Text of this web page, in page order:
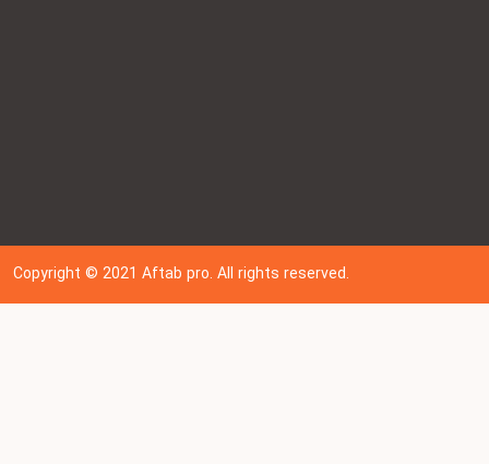
Copyright © 202 1Aftab pro. All rights reserved.